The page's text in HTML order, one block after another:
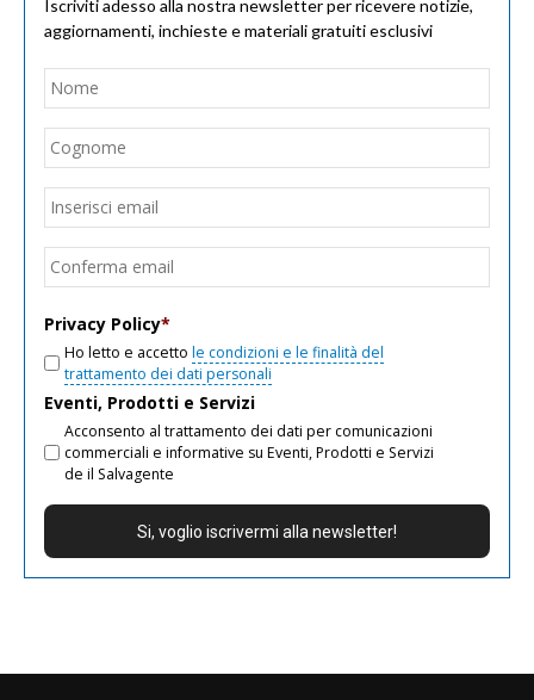
Iscriviti adesso alla nostra newsletter per ricevere notizie,
aggiornamenti, inchieste e materiali gratuiti esclusivi
Nome
Email
Privacy Policy*
Ho letto e accetto le condizioni e le finalità del
trattamento dei dati personali
Eventi, Prodotti e Servizi
Acconsento al trattamento dei dati per comunicazioni
commerciali e informative su Eventi, Prodotti e Servizi
de il Salvagente